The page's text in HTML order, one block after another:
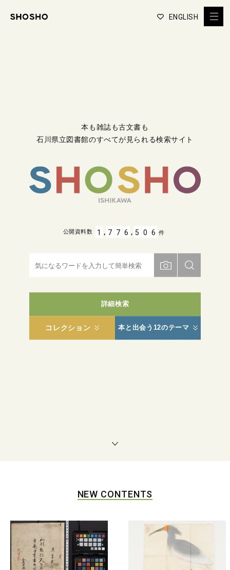
ENGLISH
本も雑誌も古文書も
石川県立図書館のすべてが見られる検索サイト
詳細検索
コレクション 本と出会う12のテーマ
公開資料数 1 , 7 7 6 , 5 0 6 件
NEW CONTENTS